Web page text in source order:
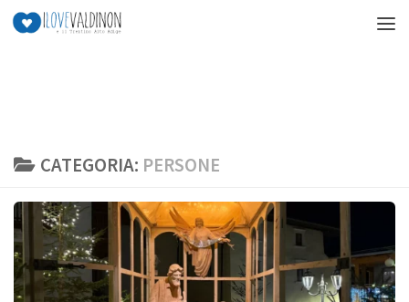
Salta al contenuto
CATEGORIA: PERSONE